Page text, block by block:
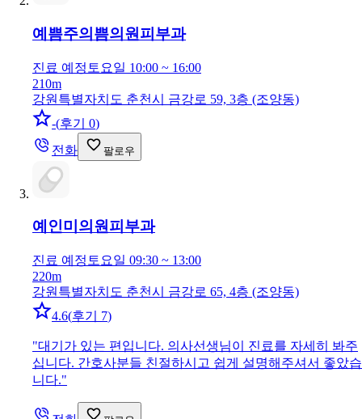
예쁨주의쁨의원 피부과
진료 예정 토요일 10:00 ~ 16:00
210m
강원특별자치도 춘천시 금강로 59, 3층 (조양동)
-(후기 0)
전화
팔로우
예인미의원피부과
진료 예정 토요일 09:30 ~ 13:00
220m
강원특별자치도 춘천시 금강로 65, 4층 (조양동)
4.6(후기 7)
"대기가 있는 편입니다. 의사선생님이 진료를 자세히 봐주
십니다. 간호사분들 친절하시고 쉽게 설명해주셔서 좋았습
니다."